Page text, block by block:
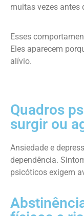
muitas vezes antes
Esses
Eles aparecem
alívio.
Quadros
surgir ou
Ansiedade e
dependência.
psicóticos exigem